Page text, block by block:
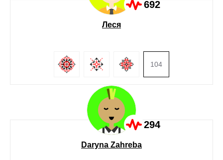
692
Леся
104
294
Daryna Zahreba